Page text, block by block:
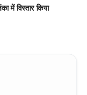
विस्तार किया